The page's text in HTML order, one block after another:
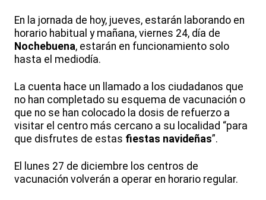
En la jornada de hoy, jueves, estarán laborando en
horario habitual y mañana, viernes 24, día de
Nochebuena, estarán en funcionamiento solo
hasta el mediodía.
La cuenta hace un llamado a los ciudadanos que
no han completado su esquema de vacunación o
que no se han colocado la dosis de refuerzo a
visitar el centro más cercano a su localidad “para
que disfrutes de estas fiestas navideñas”.
El lunes 27 de diciembre los centros de
vacunación volverán a operar en horario regular.